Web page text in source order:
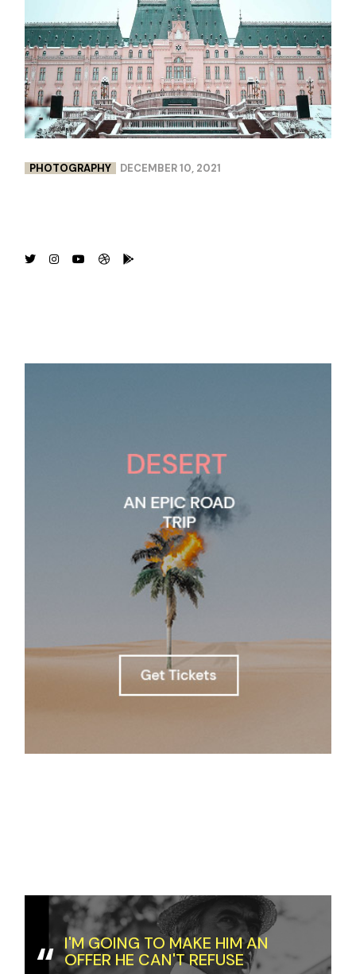
PHOTOGRAPHY DECEMBER 10, 2021
I'M GOING TO MAKE HIM AN
OFFER HE CAN'T REFUSE